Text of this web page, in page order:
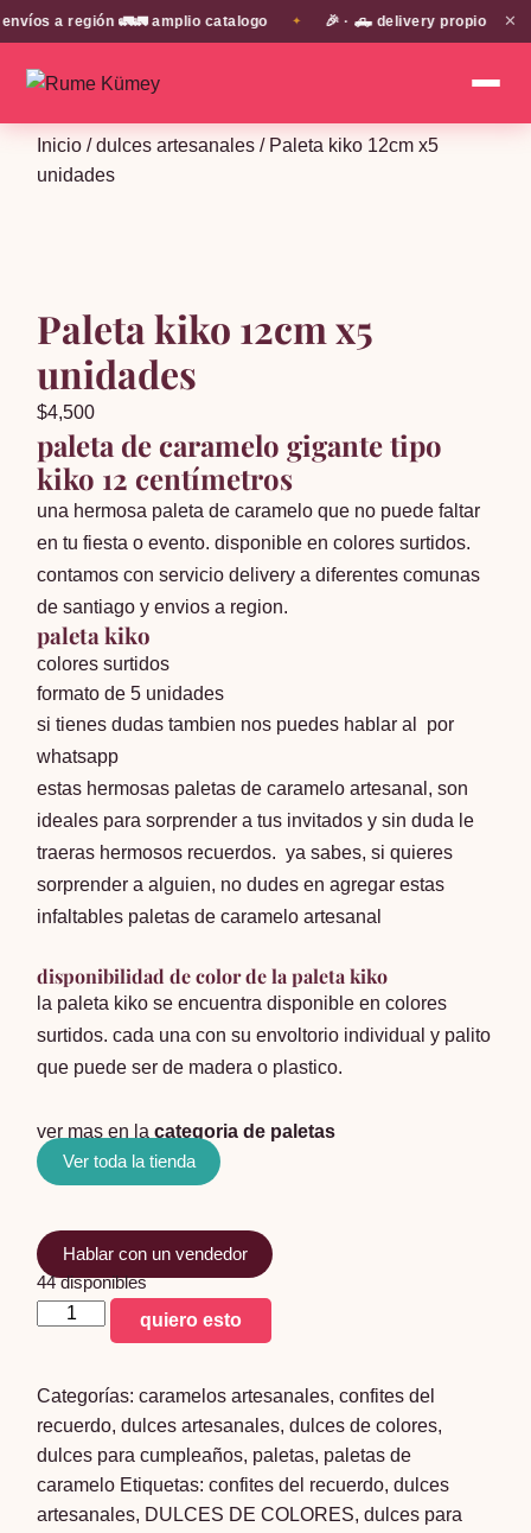
a región 🚛🚛 amplio catalogo ✦ 🎉 · 🛻 delivery propio en EN ✕
Inicio /dulces artesanales / Paleta kiko 12cm x5
unidades
Paleta kiko 12cm x5
unidades
$4,500
paleta de caramelo gigante tipo
kiko 12 centímetros
una hermosa paleta de caramelo que no puede faltar
en tu fiesta o evento. disponible en colores surtidos.
contamos con servicio delivery a diferentes comunas
de santiago y envios a region.
paleta kiko
colores surtidos
formato de 5 unidades
si tienes dudas tambien nos puedes hablar al por
whatsapp
estas hermosas paletas de caramelo artesanal, son
ideales para sorprender a tus invitados y sin duda le
traeras hermosos recuerdos. ya sabes, si quieres
sorprender a alguien, no dudes en agregar estas
infaltables paletas de caramelo artesanal
disponibilidad de color de la paleta kiko
la paleta kiko se encuentra disponible en colores
surtidos. cada una con su envoltorio individual y palito
que puede ser de madera o plastico.
ver mas en lacategoria de paletas
Ver toda la tienda
Hablar con un vendedor
44 disponibles
Paleta
x5
unidades
cantidad
quiero esto
Categorías:caramelos artesanales,confites del
recuerdo,dulces artesanales,dulces de colores,
dulces para cumpleaños, paletas, paletas de
caramelo Etiquetas:confites del recuerdo,dulces
artesanales, DULCES DE COLORES,dulces para